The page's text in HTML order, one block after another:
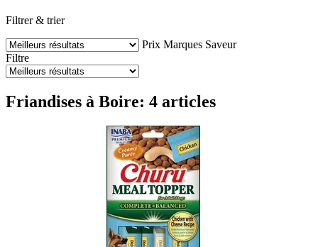
Filtrer & trier
Prix Marques Saveur
Filtre
Friandises à Boire: 4 articles